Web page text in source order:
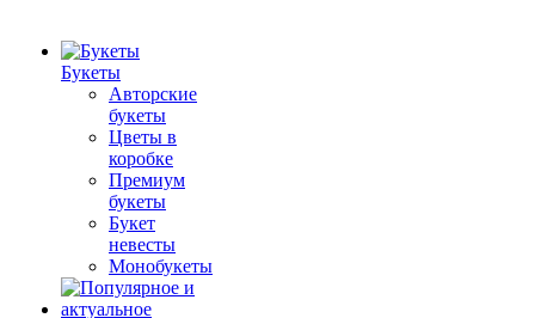
Букеты
Авторские
букеты
Цветы в
коробке
Премиум
букеты
Букет
невесты
Монобукеты